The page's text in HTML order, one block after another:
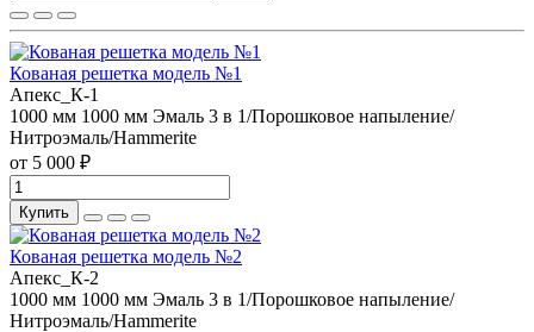
Кованая решетка модель №1
Апекс_К-1
1000 мм 1000 мм Эмаль 3 в 1/Порошковое напыление/
Нитроэмаль/Hammerite
от 5 000 ₽
Купить
Кованая решетка модель №2
Апекс_К-2
1000 мм 1000 мм Эмаль 3 в 1/Порошковое напыление/
Нитроэмаль/Hammerite